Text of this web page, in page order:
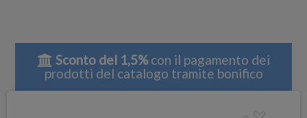
Sconto del 1,5%con il pagamento dei
prodotti del catalogo tramite bonifico